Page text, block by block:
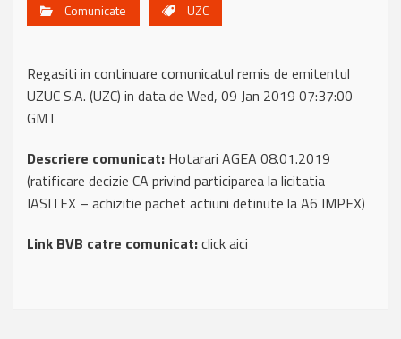
Comunicate UZC
Regasiti in continuare comunicatul remis de emitentul
UZUC S.A. (UZC) in data de Wed, 09 Jan 2019 07:37:00
GMT
Descriere comunicat: Hotarari AGEA 08.01.2019
(ratificare decizie CA privind participarea la licitatia
IASITEX – achizitie pachet actiuni detinute la A6 IMPEX)
Link BVB catre comunicat:click aici